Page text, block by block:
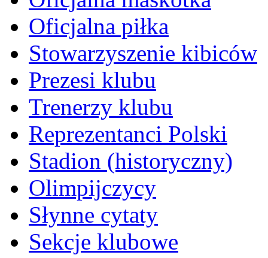
Oficjalna piłka
Stowarzyszenie kibiców
Prezesi klubu
Trenerzy klubu
Reprezentanci Polski
Stadion (historyczny)
Olimpijczycy
Słynne cytaty
Sekcje klubowe